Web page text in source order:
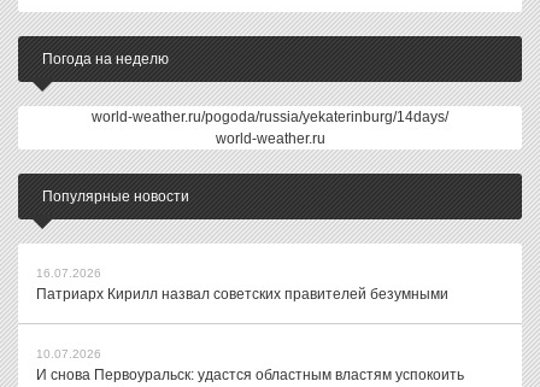
Погода на неделю
world-weather.ru/pogoda/russia/yekaterinburg/14days/
world-weather.ru
Популярные новости
16.07.2026
Патриарх Кирилл назвал советских правителей безумными
10.07.2026
И снова Первоуральск: удастся областным властям успокоить